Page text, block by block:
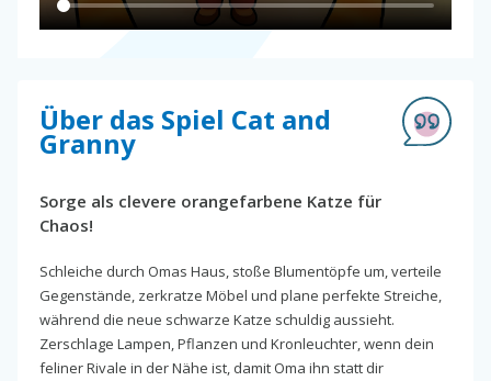
Über das Spiel Cat and
Granny
Sorge als clevere orangefarbene Katze für
Chaos!
Schleiche durch Omas Haus, stoße Blumentöpfe um, verteile
Gegenstände, zerkratze Möbel und plane perfekte Streiche,
während die neue schwarze Katze schuldig aussieht.
Zerschlage Lampen, Pflanzen und Kronleuchter, wenn dein
feliner Rivale in der Nähe ist, damit Oma ihn statt dir